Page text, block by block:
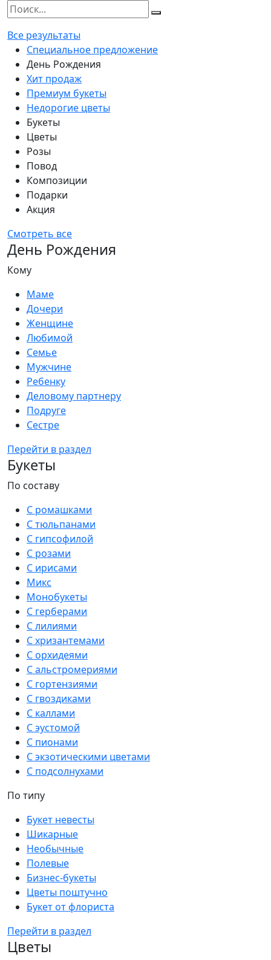
Все результаты
Специальное предложение
День Рождения
Хит продаж
Премиум букеты
Недорогие цветы
Букеты
Цветы
Розы
Повод
Композиции
Подарки
Акция
Смотреть все
День Рождения
Кому
Маме
Дочери
Женщине
Любимой
Семье
Мужчине
Ребенку
Деловому партнеру
Подруге
Сестре
Перейти в раздел
Букеты
По составу
С ромашками
С тюльпанами
С гипсофилой
С розами
С ирисами
Микс
Монобукеты
С герберами
С лилиями
С хризантемами
С орхидеями
С альстромериями
С гортензиями
С гвоздиками
С каллами
С эустомой
С пионами
С экзотическими цветами
С подсолнухами
По типу
Букет невесты
Шикарные
Необычные
Полевые
Бизнес-букеты
Цветы поштучно
Букет от флориста
Перейти в раздел
Цветы